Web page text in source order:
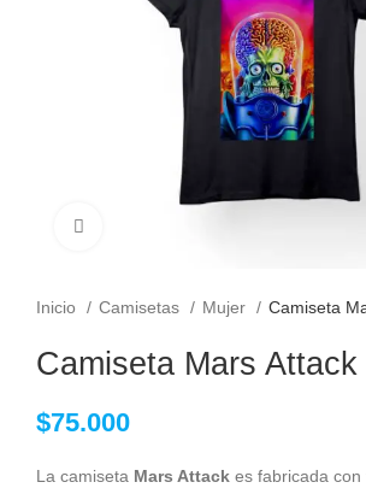
Inicio Camisetas Mujer Camiseta
Camiseta Mars Attack
$75.000
La camiseta Mars Attack es fabricada